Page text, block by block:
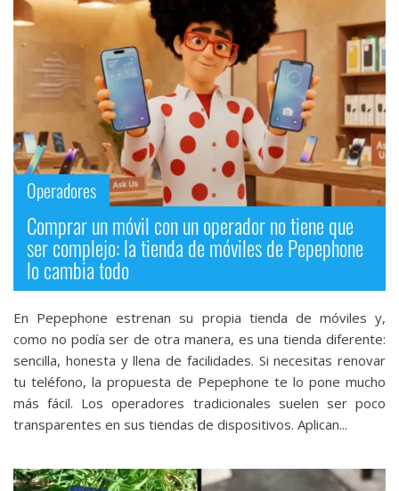
Operadores
Comprar un móvil con un operador no tiene que
ser complejo: la tienda de móviles de Pepephone
lo cambia todo
En Pepephone estrenan su propia tienda de móviles y,
como no podía ser de otra manera, es una tienda diferente:
sencilla, honesta y llena de facilidades. Si necesitas renovar
tu teléfono, la propuesta de Pepephone te lo pone mucho
más fácil. Los operadores tradicionales suelen ser poco
transparentes en sus tiendas de dispositivos. Aplican...